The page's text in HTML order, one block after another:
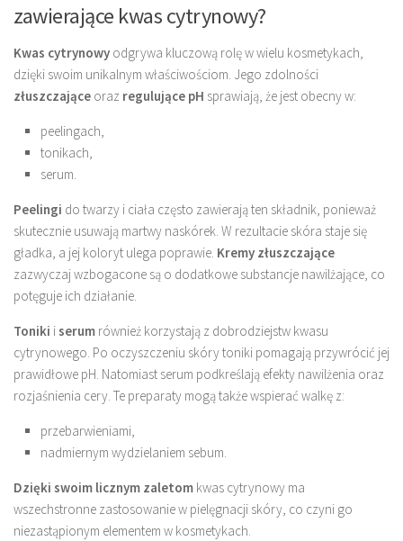
zawierające kwas cytrynowy?
Kwas cytrynowy odgrywa kluczową rolę w wielu kosmetykach,
dzięki swoim unikalnym właściwościom. Jego zdolności
złuszczające oraz regulujące pH sprawiają, że jest obecny w:
peelingach,
tonikach,
serum.
Peelingi do twarzy i ciała często zawierają ten składnik, ponieważ
skutecznie usuwają martwy naskórek. W rezultacie skóra staje się
gładka, a jej koloryt ulega poprawie. Kremy złuszczające
zazwyczaj wzbogacone są o dodatkowe substancje nawilżające, co
potęguje ich działanie.
Toniki iserum również korzystają z dobrodziejstw kwasu
cytrynowego. Po oczyszczeniu skóry toniki pomagają przywrócić jej
prawidłowe pH. Natomiast serum podkreślają efekty nawilżenia oraz
rozjaśnienia cery. Te preparaty mogą także wspierać walkę z:
przebarwieniami,
nadmiernym wydzielaniem sebum.
Dzięki swoim licznym zaletom kwas cytrynowy ma
wszechstronne zastosowanie w pielęgnacji skóry, co czyni go
niezastąpionym elementem w kosmetykach.